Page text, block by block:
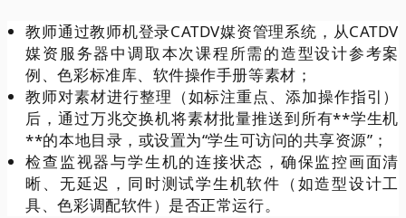
教师通过教师机登录CATDV媒资管理系统，从CATDV
媒资服务器中调取本次课程所需的造型设计参考案
例、色彩标准库、软件操作手册等素材；
教师对素材进行整理（如标注重点、添加操作指引）
后，通过万兆交换机将素材批量推送到所有**学生机
**的本地目录，或设置为“学生可访问的共享资源”；
检查监视器与学生机的连接状态，确保监控画面清
晰、无延迟，同时测试学生机软件（如造型设计工
具、色彩调配软件）是否正常运行。